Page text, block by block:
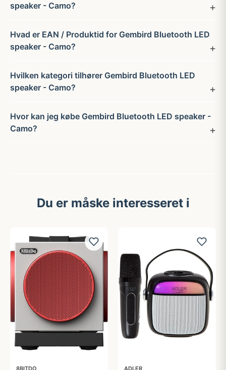
speaker - Camo?
Hvad er EAN / Produktid for Gembird Bluetooth LED
speaker - Camo?
Hvilken kategori tilhører Gembird Bluetooth LED
speaker - Camo?
Hvor kan jeg købe Gembird Bluetooth LED speaker -
Camo?
Du er måske interesseret i
8BITDO ADLER